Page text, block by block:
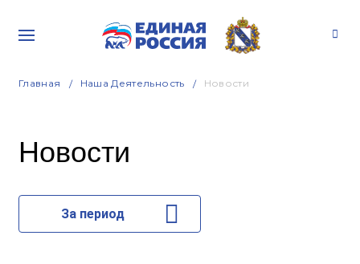
Главная Наша Деятельность Новости
Новости
За период